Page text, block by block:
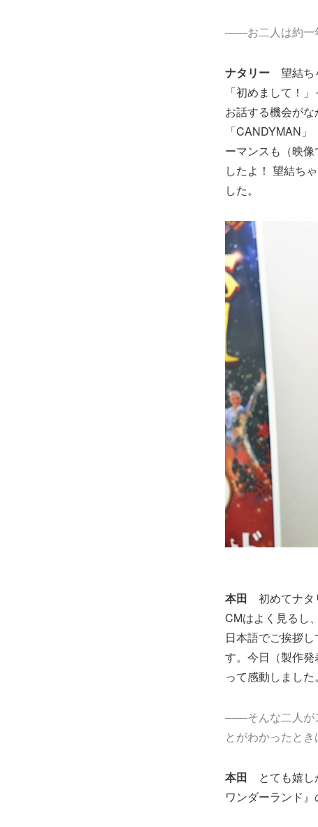
――お二人は約一
ナタリー 望結ち
「初めまして！
お話する機会が
「CANDYMAN
ーマンスも（映
したよ！ 望結ち
した。
本田 初めてナ
CMはよく見るし
日本語でご挨拶
す。今日（製作
って感動しまし
――そんな二人が
とがわかったと
本田 とても嬉
ワンダーランド